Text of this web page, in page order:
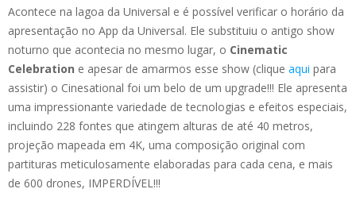
Acontece na lagoa da Universal e é possível verificar o horário da
apresentação no App da Universal. Ele substituiu o antigo show
noturno que acontecia no mesmo lugar, o Cinematic
Celebration e apesar de amarmos esse show (clique aqui para
assistir) o Cinesational foi um belo de um upgrade!!! Ele apresenta
uma impressionante variedade de tecnologias e efeitos especiais,
incluindo 228 fontes que atingem alturas de até 40 metros,
projeção mapeada em 4K, uma composição original com
partituras meticulosamente elaboradas para cada cena, e mais
de 600 drones, IMPERDÍVEL!!!